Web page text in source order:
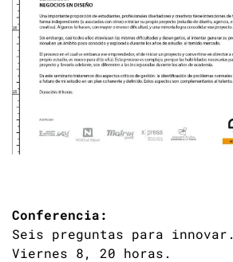
Conferencia:
Seis preguntas para innovar.
Viernes 8, 20 horas.